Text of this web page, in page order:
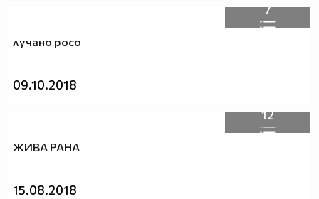
7
лучано росо
09.10.2018
12
ЖИВА РАНА
15.08.2018